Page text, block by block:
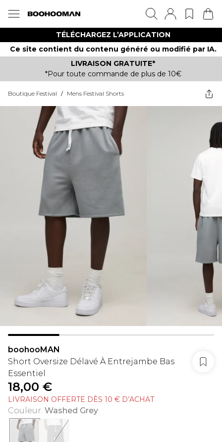
TÉLÉCHARGEZ L’APPLICATION
Ce site contient du contenu généré ou modifié par IA.
LIVRAISON GRATUITE*
*Pour toute commande de plus de 10€
Boutique Festival / Mens Festival Shorts
boohooMAN
Short Oversize Délavé À Entrejambe Bas
Essentiel
18,00 €
LIVRAISON OFFERTE DÈS 10 € D’ACHAT
Couleur: Washed Grey